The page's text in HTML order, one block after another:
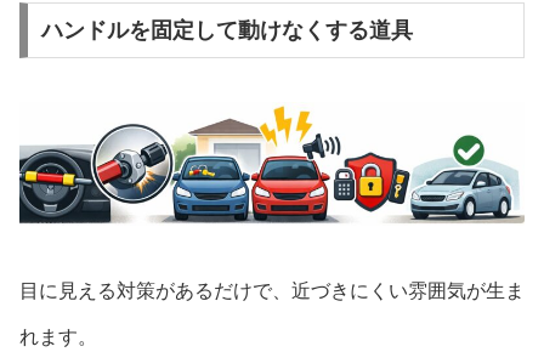
ハンドルを固定して動けなくする道具
目に見える対策があるだけで、近づきにくい雰囲気が生ま
れます。